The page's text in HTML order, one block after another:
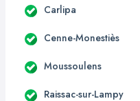
Carlipa
Cenne-Monestiès
Moussoulens
Raissac-sur-Lampy